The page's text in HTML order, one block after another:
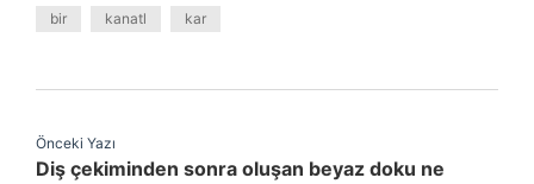
bir kanatl kar
Önceki Yazı
Diş çekiminden sonra oluşan beyaz doku ne